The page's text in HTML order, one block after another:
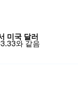
미국 달러
와 같음